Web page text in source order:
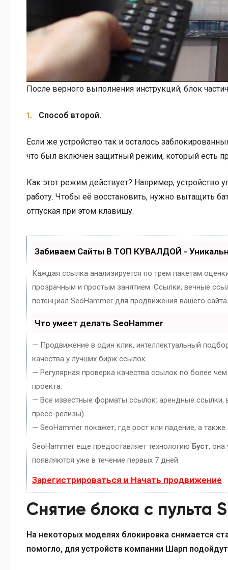
После верного выполнения инструкций, блок
Способ второй.
Если же устройство так и осталось
что был включен защитный режим, который есть
Как этот режим действует? Например,
работу. Чтобы её восстановить, нужно вытащить
отпуская при этом клавишу.
Забиваем Сайты В ТОП КУВАЛДОЙ -
Каждая ссылка анализируется по трем пакетам
прозрачным и простым занятием. Ссылки, вечные
потенциал SeoHammer для продвижения вашего сайта.
Что умеет делать SeoHammer
— Продвижение в один клик, интеллектуальный
качества у лучших бирж ссылок.
— Регулярная проверка качества ссылок по более
проекта.
— Все известные форматы ссылок: арендные ссылки,
пресс-релизы).
— SeoHammer покажет, где рост или падение, а
SeoHammer еще предоставляет технологию Буст, она
появляются уже в течение первых 7 дней.
Зарегистрироваться и Начать продвижение
Снятие блока с пульта
На некоторых моделях блокировка снимается
помогло, для устройств компании Шарп